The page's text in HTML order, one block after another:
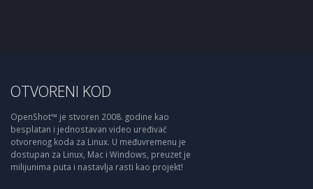
OTVORENI KOD
OpenShot™ je stvoren 2008. godine kao
besplatan i jednostavan video uređivač
otvorenog koda za Linux. U međuvremenu je
dostupan za Linux, Mac i Windows, preuzet je
milijunima puta i nastavlja rasti kao projekt!